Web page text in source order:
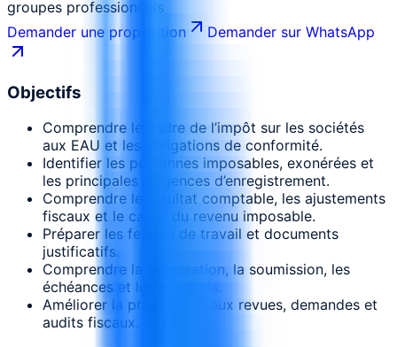
groupes professionnels
Demander une proposition
Demander sur WhatsApp
Objectifs
Comprendre le cadre de l’impôt sur les sociétés
aux EAU et les obligations de conformité.
Identifier les personnes imposables, exonérées et
les principales exigences d’enregistrement.
Comprendre le résultat comptable, les ajustements
fiscaux et le calcul du revenu imposable.
Préparer les feuilles de travail et documents
justificatifs.
Comprendre la préparation, la soumission, les
échéances et les pénalités.
Améliorer la préparation aux revues, demandes et
audits fiscaux.